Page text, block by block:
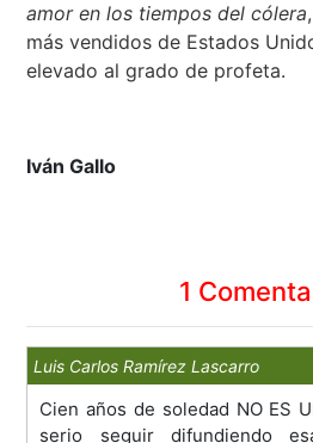
amor en los tiempos del cólera
más vendidos de Estados
elevado al grado de profeta.
Iván Gallo
1
Luis Carlos Ramírez Lascarro
Cien años de soledad NO ES
serio seguir difundiendo